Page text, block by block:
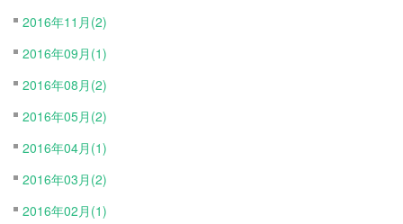
2016年11月(2)
2016年09月(1)
2016年08月(2)
2016年05月(2)
2016年04月(1)
2016年03月(2)
2016年02月(1)